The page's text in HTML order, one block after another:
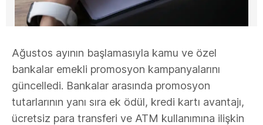
Ağustos ayının başlamasıyla kamu ve özel
bankalar emekli promosyon kampanyalarını
güncelledi. Bankalar arasında promosyon
tutarlarının yanı sıra ek ödül, kredi kartı avantajı,
ücretsiz para transferi ve ATM kullanımına ilişkin